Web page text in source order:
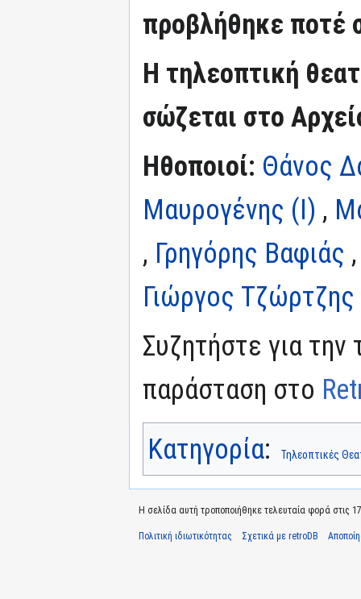
προβλήθηκε ποτέ
Η τηλεοπτική
σώζεται στο
Ηθοποιοί: Θάνος
Μαυρογένης (I) ,
, Γρηγόρης Βαφιάς
Γιώργος
Συζητήστε για την
παράσταση στο
Κατηγορία: Τηλεοπτικές
Η σελίδα αυτή τροποποιήθηκε τελευταία φορά στις
Πολιτική ιδιωτικότητας Σχετικά με retroDB